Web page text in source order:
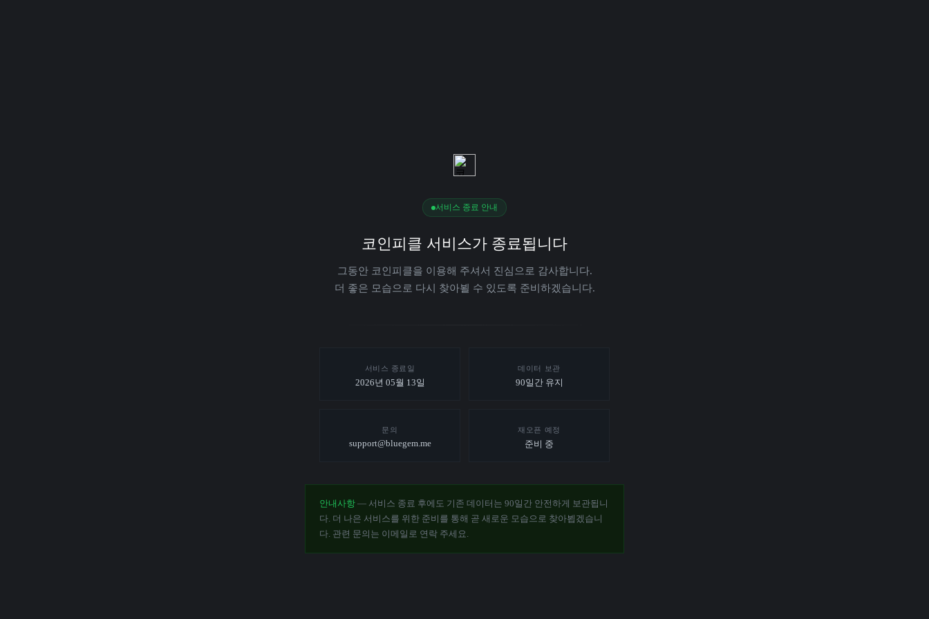
서비스 종료 안내
코인피클 서비스가 종료됩니다
그동안 코인피클을 이용해 주셔서 진심으로 감사합니다.
더 좋은 모습으로 다시 찾아뵐 수 있도록 준비하겠습니다.
서비스 종료일
2026년 05월 13일
데이터 보관
90일간 유지
문의
support@bluegem.me
재오픈 예정
준비 중
안내사항 — 서비스 종료 후에도 기존 데이터는 90일간 안전하게 보관됩니
다. 더 나은 서비스를 위한 준비를 통해 곧 새로운 모습으로 찾아뵙겠습니
다. 관련 문의는 이메일로 연락 주세요.